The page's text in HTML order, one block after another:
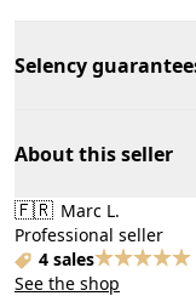
Selency
About this seller
🇫🇷 Marc L.
Professional seller
4 sales
See the shop